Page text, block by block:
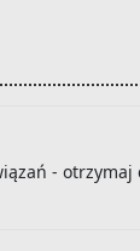
- otrzymaj